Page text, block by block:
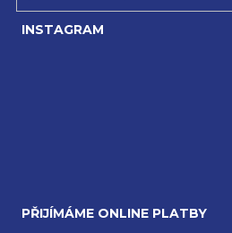
INSTAGRAM
PŘIJÍMÁME ONLINE PLATBY